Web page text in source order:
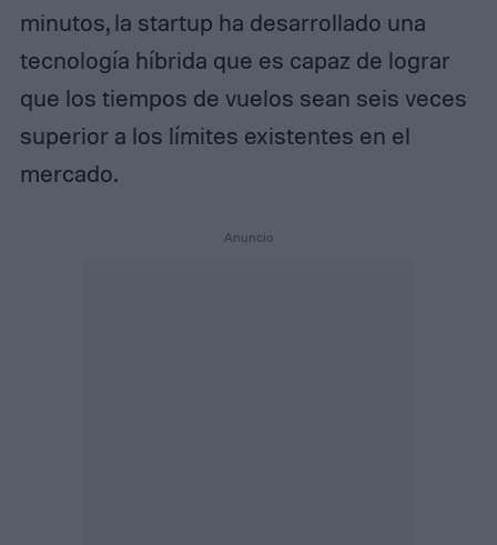
minutos, la startup ha desarrollado una
tecnología híbrida que es capaz de lograr
que los tiempos de vuelos sean seis veces
superior a los límites existentes en el
mercado.